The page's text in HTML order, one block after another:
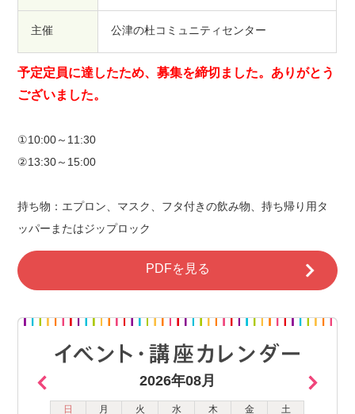
主催 公津の杜コミュニティセンター
予定定員に達したため、募集を締切ました。ありがとう
ございました。
①10:00～11:30
②13:30～15:00
持ち物：エプロン、マスク、フタ付きの飲み物、持ち帰り用タ
ッパーまたはジップロック
PDFを見る
2026年08月
日 月 火 水 木 金
土